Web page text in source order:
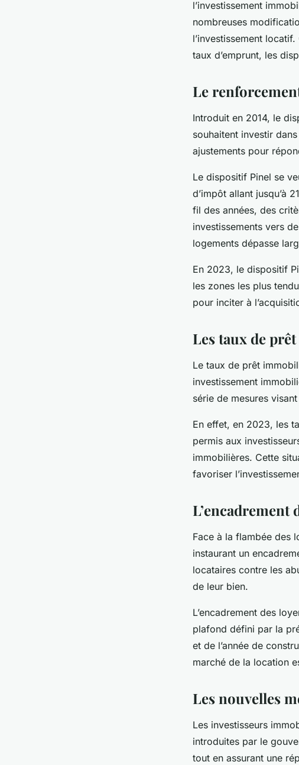
l’investissement
nombreuses
l’investissement
taux d’emprunt, les
Le
Introduit en 2014, le
souhaitent investir
ajustements pour
Le dispositif Pinel se
d’impôt allant jusqu’à
fil des années, des
investissements vers
logements dépasse
En 2023, le dispositif
les zones les plus
pour inciter à
Les taux de
Le taux de prêt
investissement
série de mesures
En effet, en 2023, les
permis aux
immobilières. Cette
favoriser
L’encadrement
Face à la flambée des
instaurant un
locataires contre les
de leur bien.
L’encadrement des
plafond défini par la
et de l’année de
marché de la location
Les nouvelles
Les investisseurs
introduites par le
tout en assurant une